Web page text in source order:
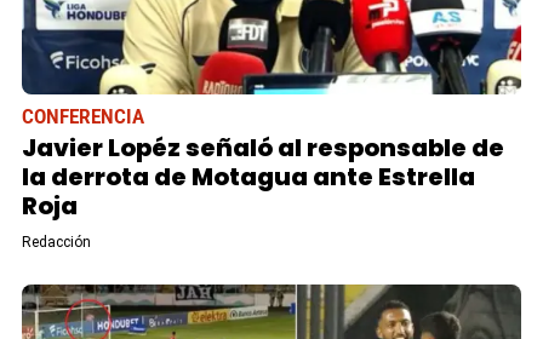
CONFERENCIA
Javier Lopéz señaló al responsable de
la derrota de Motagua ante Estrella
Roja
Redacción